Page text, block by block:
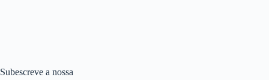
Subescreve a nossa